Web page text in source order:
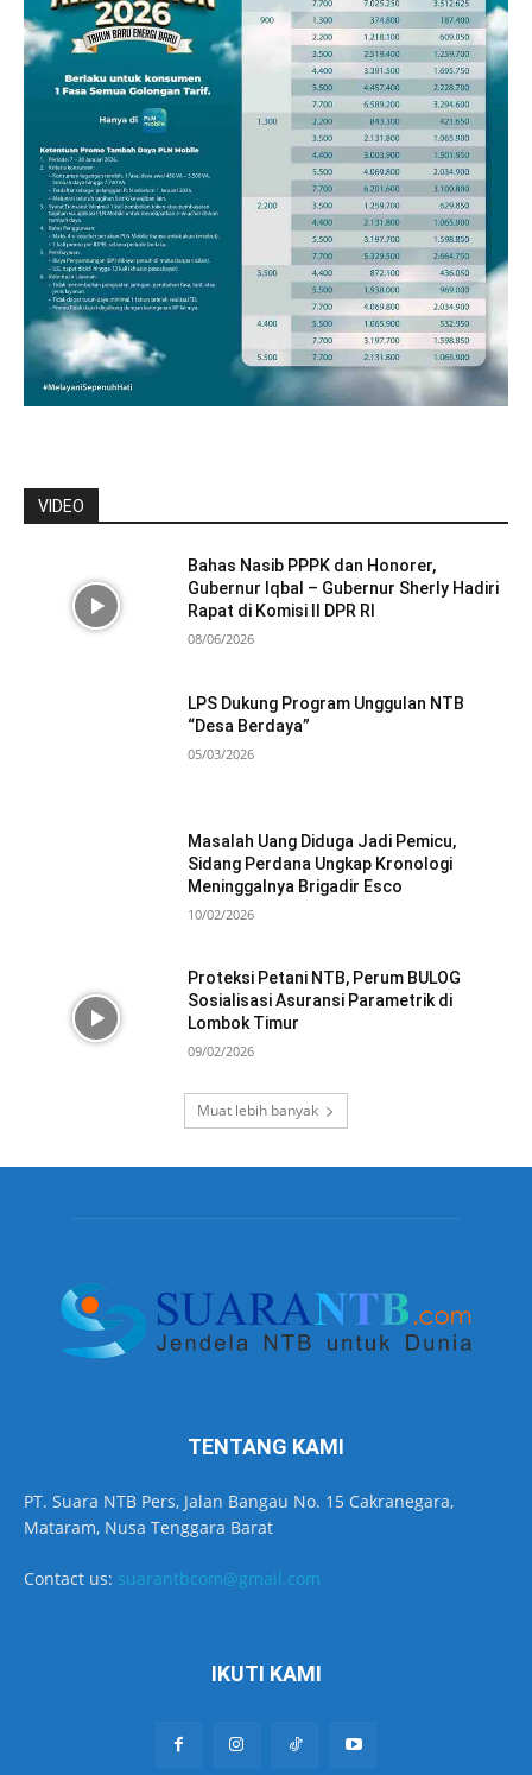
VIDEO
Bahas Nasib PPPK dan Honorer,
Gubernur Iqbal – Gubernur Sherly Hadiri
Rapat di Komisi II DPR RI
08/06/2026
LPS Dukung Program Unggulan NTB
“Desa Berdaya”
05/03/2026
Masalah Uang Diduga Jadi Pemicu,
Sidang Perdana Ungkap Kronologi
Meninggalnya Brigadir Esco
10/02/2026
Proteksi Petani NTB, Perum BULOG
Sosialisasi Asuransi Parametrik di
Lombok Timur
09/02/2026
Muat lebih banyak
TENTANG KAMI
PT. Suara NTB Pers, Jalan Bangau No. 15 Cakranegara,
Mataram, Nusa Tenggara Barat
Contact us: suarantbcom@gmail.com
IKUTI KAMI